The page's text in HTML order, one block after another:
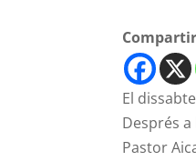
Compartir
El
Després
Pastor